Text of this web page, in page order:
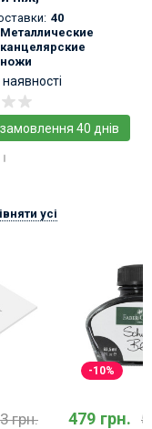
40
Металлические
канцелярские
ножи
40 днів
усі
грн.
-10%
479 грн.